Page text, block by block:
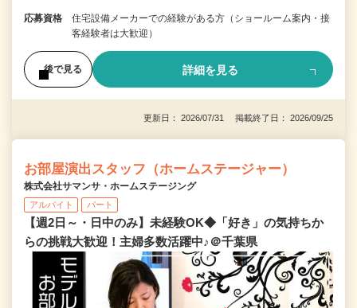
応募資格
住宅設備メーカーでの経験がある方（ショールーム案内・接
客経験者は大歓迎）
後で見る 詳細を見る
更新日： 2026/07/31 掲載終了日： 2026/09/25
お部屋演出スタッフ（ホームステージャー）
株式会社サマンサ・ホームステージング
アルバイト パート
【週2日～・日中のみ】未経験OK◆「好き」の気持ちか
らの挑戦大歓迎！主婦多数活躍中♪＠千葉県